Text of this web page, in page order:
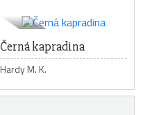
Černá kapradina
Hardy M. K.